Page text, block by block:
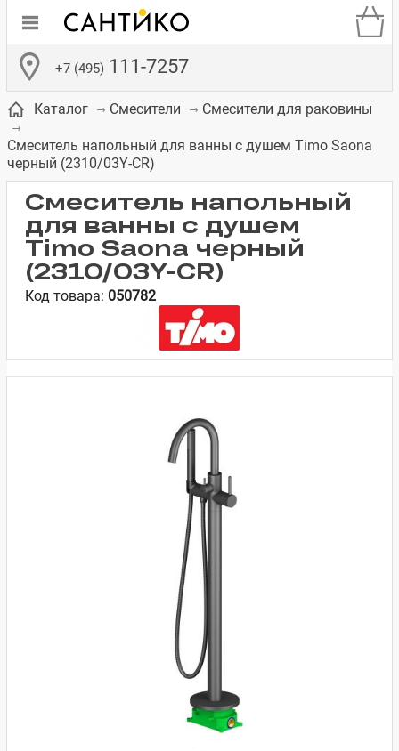
+7 (495) 111-7257
Бачки для
унитазов
Сиденья для
унитазов
Смесители для
встраиваемых
систем
Зеркало-шкаф
Полки в ванную
комнату
Комоды в
ванную комнату
Каталог Смесители Смесители для раковины
Смеситель напольный для ванны с душем Timo Saona
черный (2310/03Y-CR)
Смеситель напольный
для ванны с душем
Timo Saona черный
(2310/03Y-CR)
Код товара: 050782